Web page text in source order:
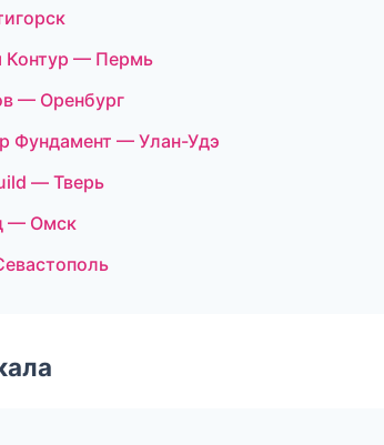
Контур — Пермь
— Оренбург
Фундамент — Улан-Удэ
— Тверь
— Омск